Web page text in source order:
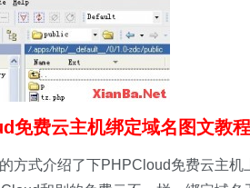
免费云主机绑定域名图文教程
方式介绍了下PHPCloud免费云主